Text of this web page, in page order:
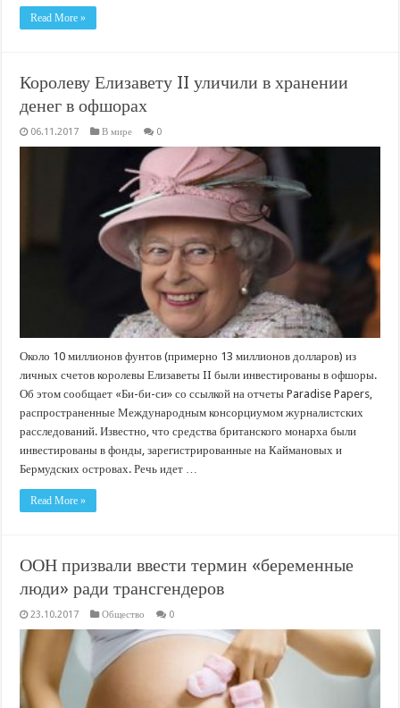
Read More »
Королеву Елизавету II уличили в хранении
денег в офшорах
06.11.2017 В мире 0
Около 10 миллионов фунтов (примерно 13 миллионов долларов) из
личных счетов королевы Елизаветы II были инвестированы в офшоры.
Об этом сообщает «Би-би-си» со ссылкой на отчеты Paradise Papers,
распространенные Международным консорциумом журналистских
расследований. Известно, что средства британского монарха были
инвестированы в фонды, зарегистрированные на Каймановых и
Бермудских островах. Речь идет …
Read More »
ООН призвали ввести термин «беременные
люди» ради трансгендеров
23.10.2017 Общество 0